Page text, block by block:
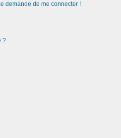
demande de me connecter !
?